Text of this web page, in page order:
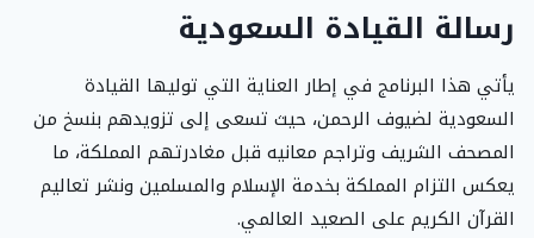
رسالة القيادة السعودية
يأتي هذا البرنامج في إطار العناية التي توليها القيادة
السعودية لضيوف الرحمن، حيث تسعى إلى تزويدهم بنسخ من
المصحف الشريف وتراجم معانيه قبل مغادرتهم المملكة، ما
يعكس التزام المملكة بخدمة الإسلام والمسلمين ونشر تعاليم
القرآن الكريم على الصعيد العالمي.